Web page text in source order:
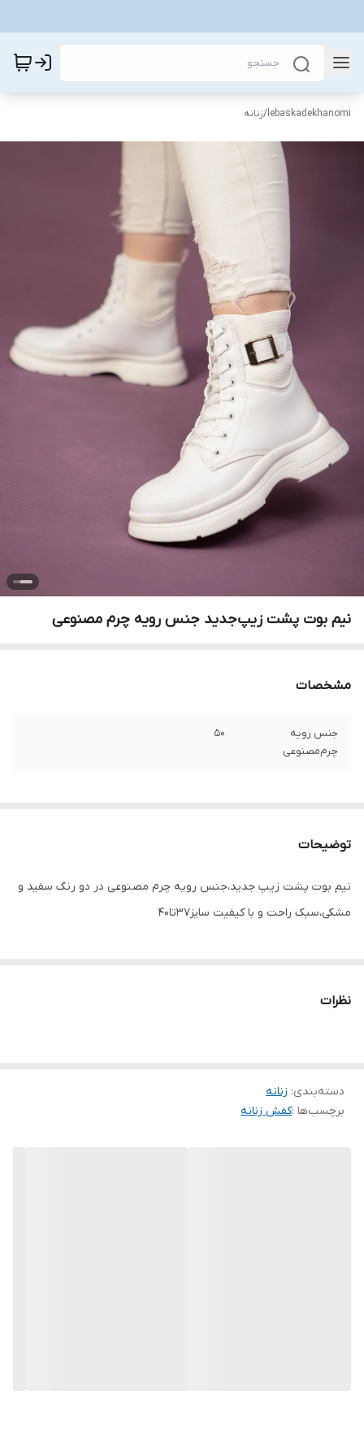
lebaskadekhanomi
/زنانه
نیم بوت پشت زیپ‌جدید جنس رویه چرم مصنوعی
مشخصات
جنس رویه
چرم‌مصنوعی
۵۰
توضیحات
نیم بوت پشت زیپ جدید،جنس رویه چرم مصنوعی در دو رنگ سفید و
مشکی،سبک راحت و با کیفیت سایز۳۷تا۴۰
نظرات
دسته‌بندی: زنانه
برچسب‌ها :کفش زنانه